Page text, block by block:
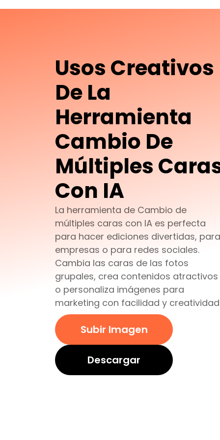
Usos Creativos
De La
Herramienta
Cambio De
Múltiples
Con IA
La herramienta de Cambio de
múltiples caras con IA es perfecta
para hacer ediciones divertidas, para
empresas o para redes sociales.
Cambia las caras de las fotos
grupales, crea contenidos atractivos
o personaliza imágenes para
marketing con facilidad y
Subir Imagen
Descargar